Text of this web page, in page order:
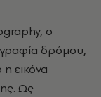
ο
δρόμου,
εικόνα
Ως